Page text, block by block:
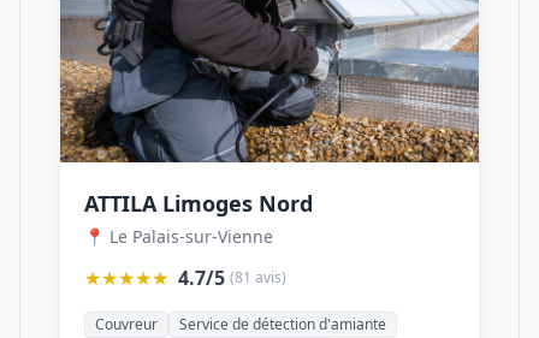
ATTILA Limoges Nord
📍 Le Palais-sur-Vienne
★★★★★ 4.7/5 (81 avis)
Couvreur
Service de détection d'amiante